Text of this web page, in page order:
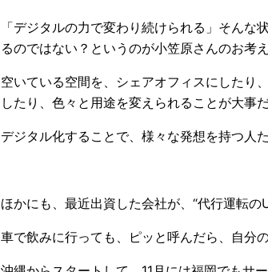
「デジタルの力で変わり続けられる」そんな
るのではない？というのが小笠原さんのお考え
空いている空間を、シェアオフィスにしたり
したり、色々と用途を変えられることが大事
デジタル化することで、様々な発想を持つ人
ほかにも、最近出資した会社が、“代行運転の
車で飲みに行っても、ピッと呼んだら、自分